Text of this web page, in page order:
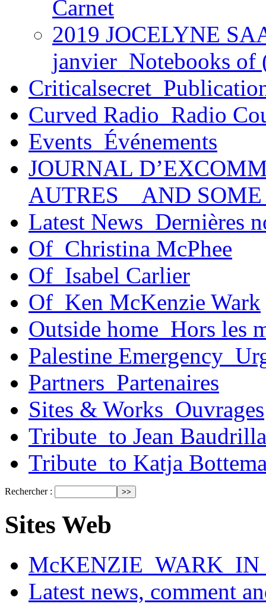
Carnet
2019 JOCELYNE
janvier_Notebooks of
Curved Radio_Radio
Events_Événements
JOURNAL
AUTRES _ AND
Latest News_Dernières
Of_Christina McPhee
Of_Isabel Carlier
Of_Ken McKenzie Wark
Outside home_Hors les
Palestine
Partners_Partenaires
Sites & Works_Ouvrages
Tribute_to Jean
Tribute_to Katja
Rechercher :
Sites Web
Latest news, comment